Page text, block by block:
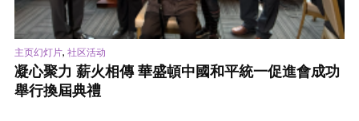
主页幻灯片, 社区活动
凝心聚力 薪火相傳 華盛頓中國和平統一促進會成功
舉行換屆典禮